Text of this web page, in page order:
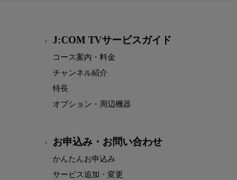
J:COM TVサービスガイド
コース案内・料金
チャンネル紹介
特長
オプション・周辺機器
お申込み・お問い合わせ
かんたんお申込み
サービス追加・変更